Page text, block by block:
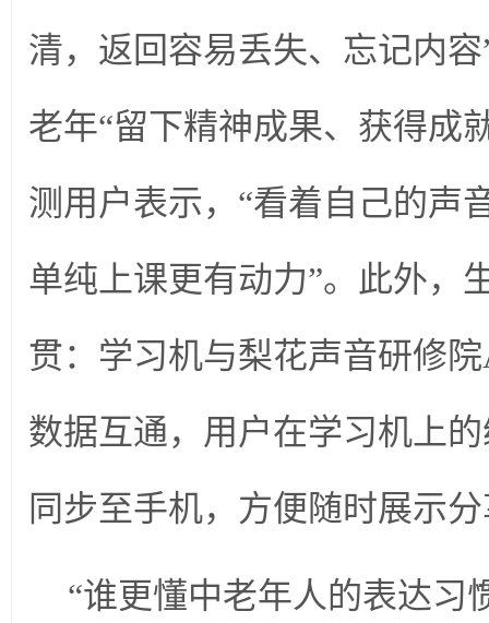
清，返回容易丢失、忘记内
老年“留下精神成果、获得成
测用户表示，“看着自己的声
单纯上课更有动力”。此外，
贯：学习机与梨花声音研修
数据互通，用户在学习机上
同步至手机，方便随时展示
“谁更懂中老年人的表达习